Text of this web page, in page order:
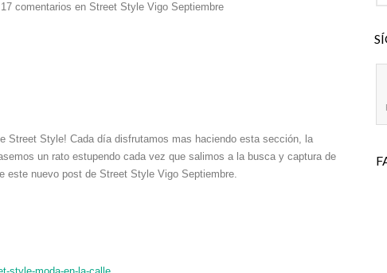
17 comentarios en Street Style Vigo Septiembre
Street Style! Cada día disfrutamos mas haciendo esta sección, la
un rato estupendo cada vez que salimos a la busca y captura de
este nuevo post de Street Style Vigo Septiembre.